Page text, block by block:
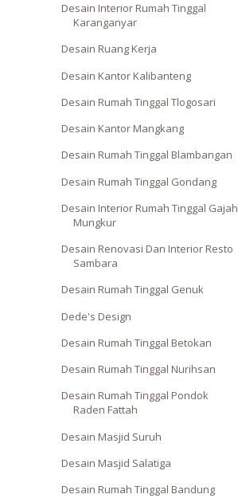
Desain Interior Rumah Tinggal
Karanganyar
Desain Ruang Kerja
Desain Kantor Kalibanteng
Desain Rumah Tinggal Tlogosari
Desain Kantor Mangkang
Desain Rumah Tinggal Blambangan
Desain Rumah Tinggal Gondang
Desain Interior Rumah Tinggal Gajah
Mungkur
Desain Renovasi Dan Interior Resto
Sambara
Desain Rumah Tinggal Genuk
Dede's Design
Desain Rumah Tinggal Betokan
Desain Rumah Tinggal Nurihsan
Desain Rumah Tinggal Pondok
Raden Fattah
Desain Masjid Suruh
Desain Masjid Salatiga
Desain Rumah Tinggal Bandung